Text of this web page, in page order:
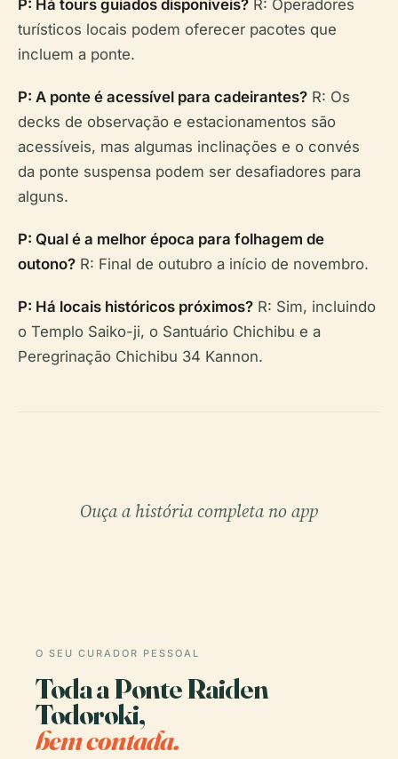
P: Há tours guiados disponíveis? R: Operadores
turísticos locais podem oferecer pacotes que
incluem a ponte.
P: A ponte é acessível para cadeirantes? R: Os
decks de observação e estacionamentos são
acessíveis, mas algumas inclinações e o convés
da ponte suspensa podem ser desafiadores para
alguns.
P: Qual é a melhor época para folhagem de
outono? R: Final de outubro a início de novembro.
P: Há locais históricos próximos? R: Sim, incluindo
o Templo Saiko-ji, o Santuário Chichibu e a
Peregrinação Chichibu 34 Kannon.
Ouça a história completa no app
O SEU CURADOR PESSOAL
Toda a Ponte Raiden
Todoroki,
bem contada.